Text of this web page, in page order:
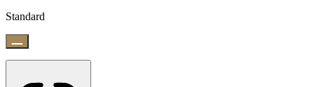
Standard